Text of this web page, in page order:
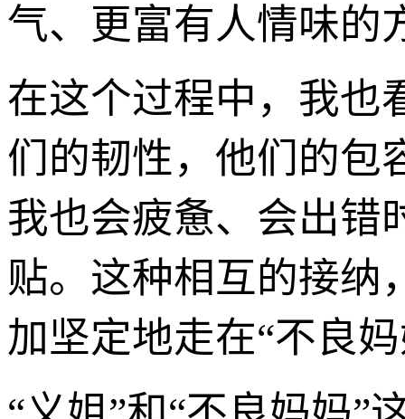
气、更富有人情味的
在这个过程中，我
们的韧性，他们的包
我也会疲惫、会出错
贴。这种相互的接纳
加坚定地走在“不良